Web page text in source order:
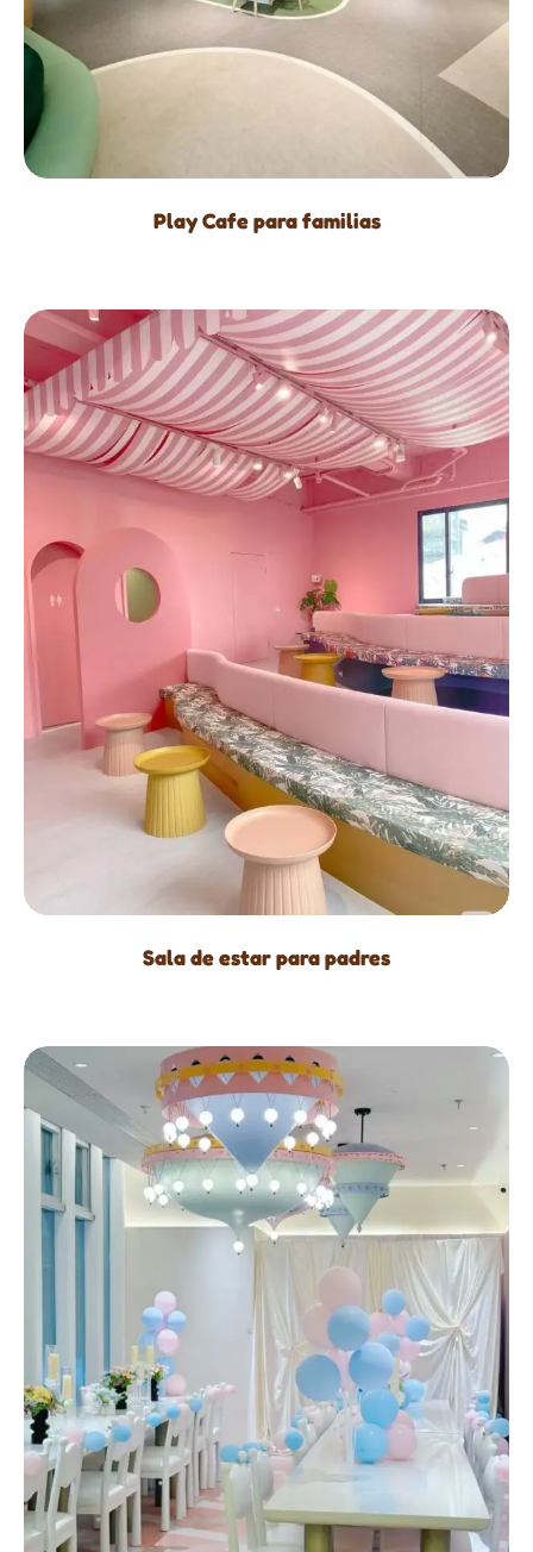
Play Cafe para familias
Sala de estar para padres